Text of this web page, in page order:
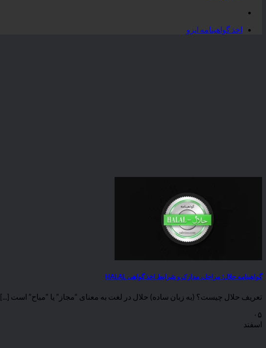
اخذ گواهینامه ایزو
گواهینامه حلال؛ مراحل، مدارک و شرایط اخذ گواهی HALAL
تعریف حلال چیست؟ (به زبان ساده) حلال در لغت به معنای “مجاز” یا “مباح” است [...]
۰۵
اسفند